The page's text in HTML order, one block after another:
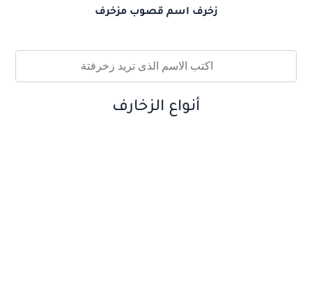
زخرف اسم قصوب مزخرف
أنواع الزخارف